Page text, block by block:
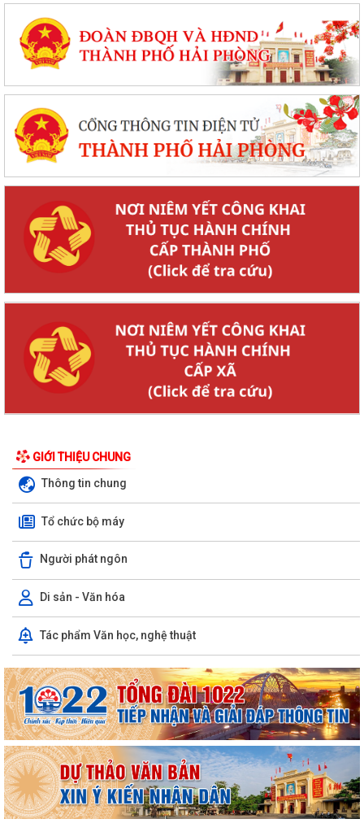
GIỚI THIỆU CHUNG
Thông tin chung
Tổ chức bộ máy
Người phát ngôn
Di sản - Văn hóa
Tác phẩm Văn học, nghệ thuật
KHAI MẠC GIẢI BÓNG ĐÁ U10 XÃ TRƯỜNG TÂN HÈ NĂM 2026
Xã Trường Tân triển khai chiến dịch làm sạch dữ liệu y tế và tạo lập Sổ
sức khỏe điện tử trên VNeID
Kỷ niệm 96 năm Ngày truyền thống ngành Tuyên giáo của Đảng
(01/8/1930 - 01/8/2026) Tiếp nối truyền...
PHÁT HUY VAI TRÒ NHÂN DÂN TRONG XÂY DỰNG THÀNH PHỐ
THƯỢNG TÔN PHÁP LUẬT.